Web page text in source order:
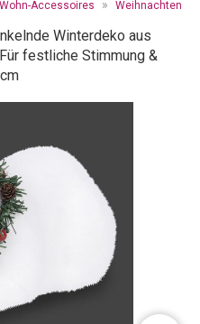
Wohn-Accessoires » Weihnachten
Winterdeko aus
festliche Stimmung &